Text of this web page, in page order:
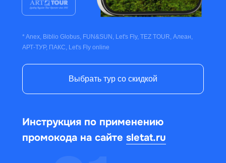
Выбрать тур со скидкой
Инструкция по применению
промокода на сайте sletat.ru
* Anex, Biblio Globus, FUN&SUN, Let's Fly, TEZ TOUR, Алеан,
АРТ-ТУР, ПАКС, Let's Fly online